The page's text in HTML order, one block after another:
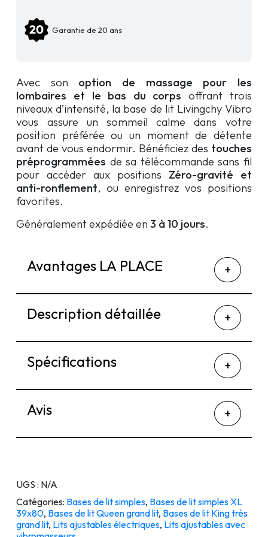
Vibro
avec
Garantie de 20 ans
Avec son option de massage pour les
lombaires et le bas du corps offrant trois
niveaux d’intensité, la base de lit Livingchy Vibro
vous assure un sommeil calme dans votre
position préférée ou un moment de détente
avant de vous endormir. Bénéficiez des touches
préprogrammées de sa télécommande sans fil
pour accéder aux positions Zéro-gravité et
anti-ronflement, ou enregistrez vos positions
favorites.
Généralement expédiée en3 à 10 jours.
Avantages LA PLACE
Description détaillée
Spécifications
Avis
UGS : N/A
Catégories: Bases de lit simples, Bases de lit simples XL
39x80, Bases de lit Queen grand lit, Bases de lit King très
grand lit, Lits ajustables électriques, Lits ajustables avec